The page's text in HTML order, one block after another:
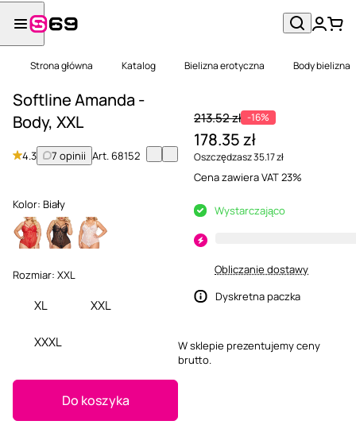
Strona główna Katalog Bielizna erotyczna Body bielizna
Softline Amanda -
Body, XXL
4.3 7 opinii Art.68152
Kolor: Biały
Rozmiar: XXL
XL XXL
XXXL
Do koszyka
213.52 zł -16%
178.35 zł
Oszczędzasz 35.17 zł
Cena zawiera VAT 23%
Wystarczająco
Obliczanie dostawy
Dyskretna paczka
W sklepie prezentujemy ceny
brutto.